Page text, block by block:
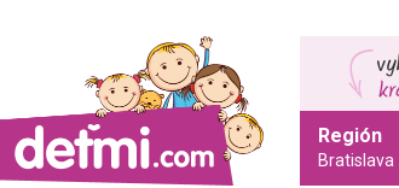
Región
Bratislava